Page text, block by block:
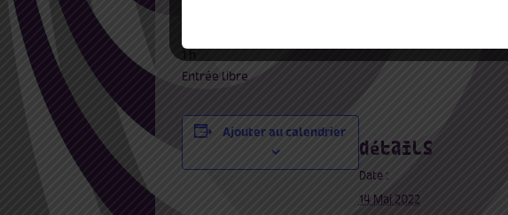
Entrée libre
Ajouter au calendrier
détails
Date :
14 Mai 2022